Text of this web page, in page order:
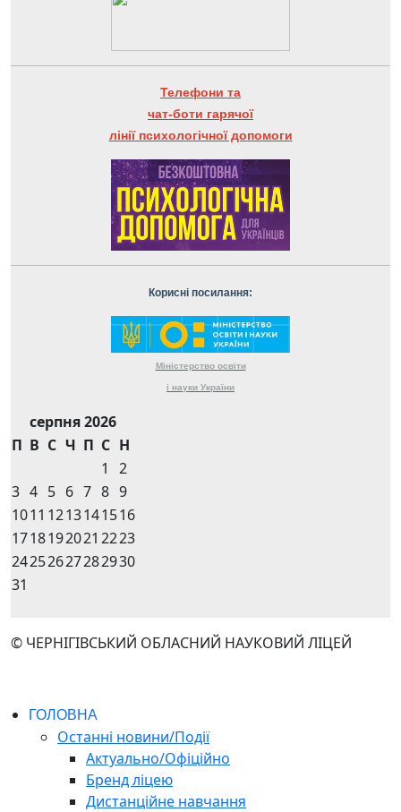
Телефони та
чат-боти гарячої
лінії психологічної допомоги
Корисні посилання:
Міністерство освіти
і науки України
серпня 2026
П В С Ч П С Н
1
2
3 4 5 6 7 8 9
1011 1213141516
1718192021 2223
24252627282930
31
© ЧЕРНІГІВСЬКИЙ ОБЛАСНИЙ НАУКОВИЙ ЛІЦЕЙ
ГОЛОВНА
Останні новини/Події
Актуально/Офіційно
Бренд ліцею
Дистанційне навчання